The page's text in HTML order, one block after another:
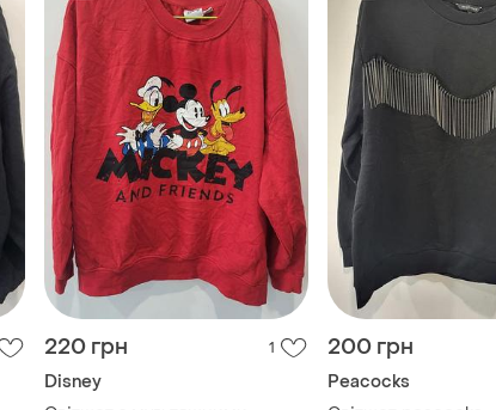
220 грн 1
Disney
200 грн
Peacocks